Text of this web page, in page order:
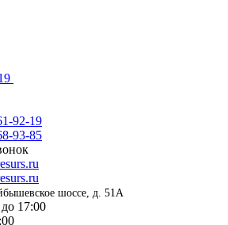
92-19
93-85
шоссе, д. 51А
17:00